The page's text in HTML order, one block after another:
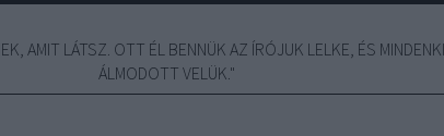
AMIT LÁTSZ. OTT ÉL BENNÜK AZ ÍRÓJUK LELKE, ÉS
ÁLMODOTT VELÜK."